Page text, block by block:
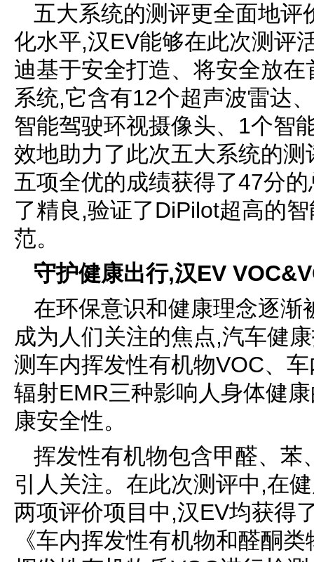
五大系统的测评更全面地
化水平,汉EV能够在此次测评
迪基于安全打造、将安全放
系统,它含有12个超声波雷达
智能驾驶环视摄像头、1个智
效地助力了此次五大系统的
五项全优的成绩获得了47分
了精良,验证了DiPilot超高的
范。
守护健康出行,汉EV
在环保意识和健康理念逐渐
成为人们关注的焦点,汽车健
测车内挥发性有机物VOC、
辐射EMR三种影响人身体健
康安全性。
挥发性有机物包含甲醛、苯
引人关注。在此次测评中,在
两项评价项目中,汉EV均获得
《车内挥发性有机物和醛酮